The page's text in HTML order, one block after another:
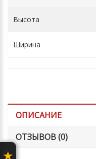
★
Высота
Ширина
ОПИСАНИЕ
ОТЗЫВОВ (0)